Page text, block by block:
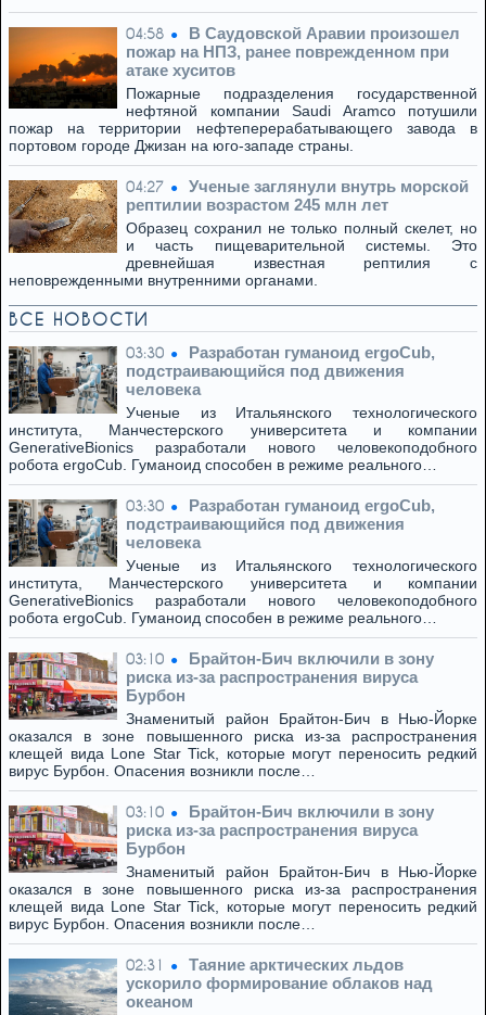
04:58
В Саудовской Аравии произошел
пожар на НПЗ, ранее поврежденном при
атаке хуситов
Пожарные подразделения государственной
нефтяной компании Saudi Aramco потушили
пожар на территории нефтеперерабатывающего завода в
портовом городе Джизан на юго-западе страны.
04:27
Ученые заглянули внутрь морской
рептилии возрастом 245 млн лет
Образец сохранил не только полный скелет, но
и часть пищеварительной системы. Это
древнейшая известная рептилия с
неповрежденными внутренними органами.
ВСЕ НОВОСТИ
03:30
Разработан гуманоид ergoCub,
подстраивающийся под движения
человека
Ученые из Итальянского технологического
института, Манчестерского университета и компании
GenerativeBionics разработали нового человекоподобного
робота ergoCub. Гуманоид способен в режиме реального…
03:30
Разработан гуманоид ergoCub,
подстраивающийся под движения
человека
Ученые из Итальянского технологического
института, Манчестерского университета и компании
GenerativeBionics разработали нового человекоподобного
робота ergoCub. Гуманоид способен в режиме реального…
03:10
Брайтон-Бич включили в зону
риска из-за распространения вируса
Бурбон
Знаменитый район Брайтон-Бич в Нью-Йорке
оказался в зоне повышенного риска из-за распространения
клещей вида Lone Star Tick, которые могут переносить редкий
вирус Бурбон. Опасения возникли после…
03:10
Брайтон-Бич включили в зону
риска из-за распространения вируса
Бурбон
Знаменитый район Брайтон-Бич в Нью-Йорке
оказался в зоне повышенного риска из-за распространения
клещей вида Lone Star Tick, которые могут переносить редкий
вирус Бурбон. Опасения возникли после…
02:31
Таяние арктических льдов
ускорило формирование облаков над
океаном